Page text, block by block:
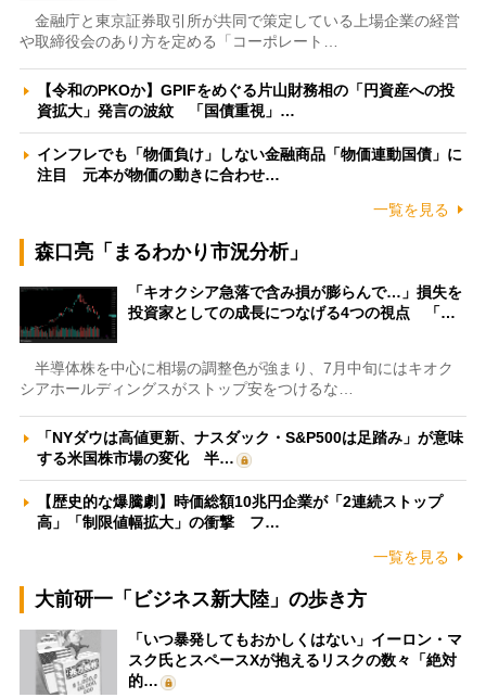
金融庁と東京証券取引所が共同で策定している上場企業の経営
や取締役会のあり方を定める「コーポレート…
【令和のPKOか】GPIFをめぐる片山財務相の「円資産への投
資拡大」発言の波紋 「国債重視」…
インフレでも「物価負け」しない金融商品「物価連動国債」に
注目 元本が物価の動きに合わせ…
一覧を見る
森口亮「まるわかり市況分析」
「キオクシア急落で含み損が膨らんで…」損失を
投資家としての成長につなげる4つの視点 「…
半導体株を中心に相場の調整色が強まり、7月中旬にはキオク
シアホールディングスがストップ安をつけるな…
「NYダウは高値更新、ナスダック・S&P500は足踏み」が意味
する米国株市場の変化 半…
【歴史的な爆騰劇】時価総額10兆円企業が「2連続ストップ
高」「制限値幅拡大」の衝撃 フ…
一覧を見る
大前研一「ビジネス新大陸」の歩き方
「いつ暴発してもおかしくはない」イーロン・マ
スク氏とスペースXが抱えるリスクの数々「絶対
的…